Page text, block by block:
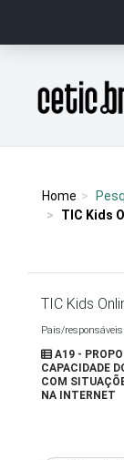
Página
Home
TIC Kids
TIC Kids
Pais/responsáveis
A19 -
CAPACIDADE
COM
NA INTERNET